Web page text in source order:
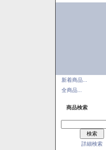
新着商品...
全商品...
商品検索
詳細検索